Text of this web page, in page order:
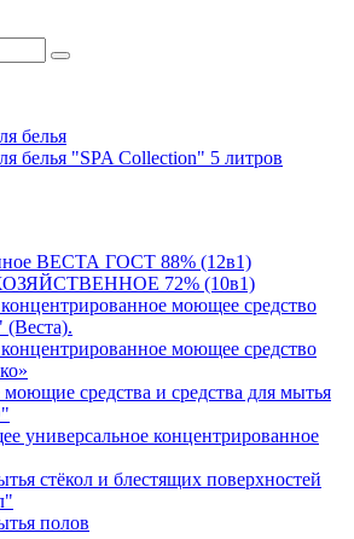
белья
белья "SPA Collection" 5 литров
ВЕСТА ГОСТ 88% (12в1)
72% (10в1)
моющее средство
моющее средство
средства и средства для мытья
универсальное концентрированное
стёкол и блестящих поверхностей
полов